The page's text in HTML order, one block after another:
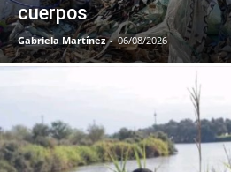
cuerpos
Gabriela Martínez - 06/08/2026